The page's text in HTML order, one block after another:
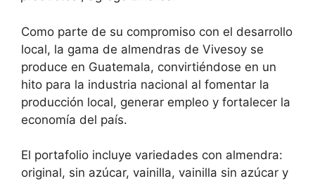
Como parte de su compromiso con el desarrollo
local, la gama de almendras de Vivesoy se
produce en Guatemala, convirtiéndose en un
hito para la industria nacional al fomentar la
producción local, generar empleo y fortalecer la
economía del país.
El portafolio incluye variedades con almendra:
original, sin azúcar, vainilla, vainilla sin azúcar y